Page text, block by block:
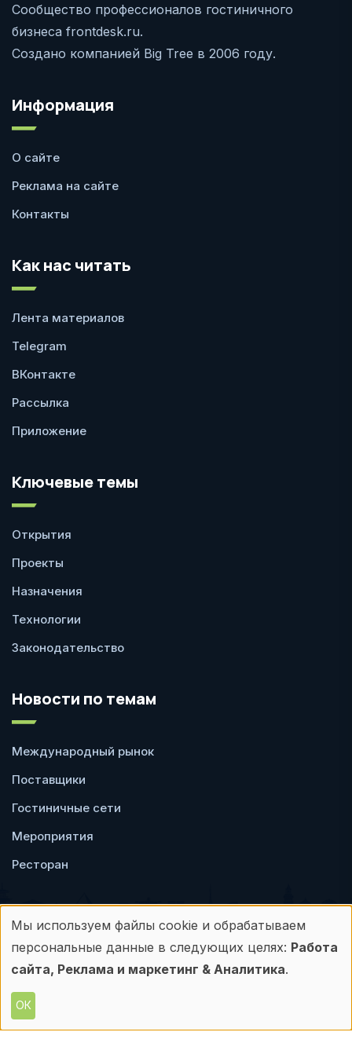
Сообщество профессионалов гостиничного
бизнеса frontdesk.ru.
Создано компанией Big Tree в 2006 году.
Информация
О сайте
Реклама на сайте
Контакты
Как нас читать
Лента материалов
Telegram
ВКонтакте
Рассылка
Приложение
Ключевые темы
Открытия
Проекты
Назначения
Технологии
Законодательство
Новости по темам
Международный рынок
Поставщики
Гостиничные сети
Мероприятия
Ресторан
Пользовательское
соглашение
Политика
конфиденциальности
Любое использование материалов с данного
Использование
персональных
данных
и
Мы используем файлы cookie и обрабатываем
персональные данные в следующих целях: Работа
сайта, Реклама и маркетинг & Аналитика.
ОК